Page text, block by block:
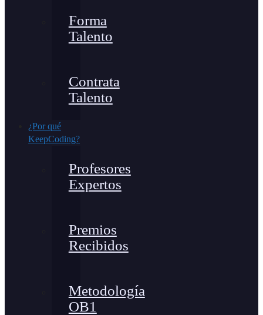
Forma
Talento
Contrata
Talento
¿Por qué
KeepCoding?
Profesores
Expertos
Premios
Recibidos
Metodología
OB1